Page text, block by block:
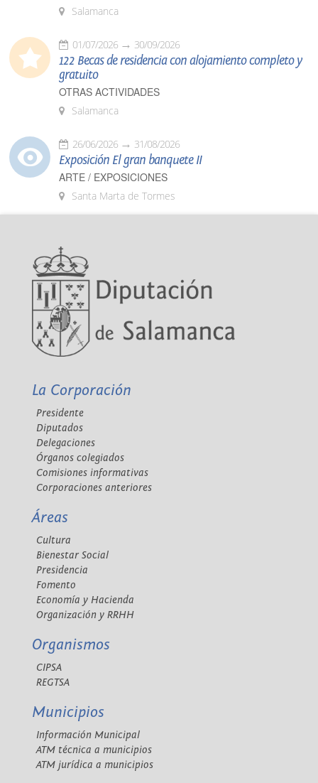
Salamanca
01/07/2026 30/09/2026
122 Becas de residencia con alojamiento completo y
gratuito
OTRAS ACTIVIDADES
Salamanca
26/06/2026 31/08/2026
Exposición El gran banquete II
ARTE / EXPOSICIONES
Santa Marta de Tormes
La Corporación
Presidente
Diputados
Delegaciones
Órganos colegiados
Comisiones informativas
Corporaciones anteriores
Áreas
Cultura
Bienestar Social
Presidencia
Fomento
Economía y Hacienda
Organización y RRHH
Organismos
CIPSA
REGTSA
Municipios
Información Municipal
ATM técnica a municipios
ATM jurídica a municipios